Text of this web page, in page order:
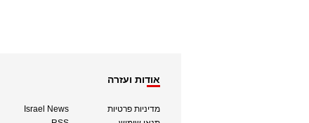
אודות ועזרה
מדיניות פרטיות
Israel News